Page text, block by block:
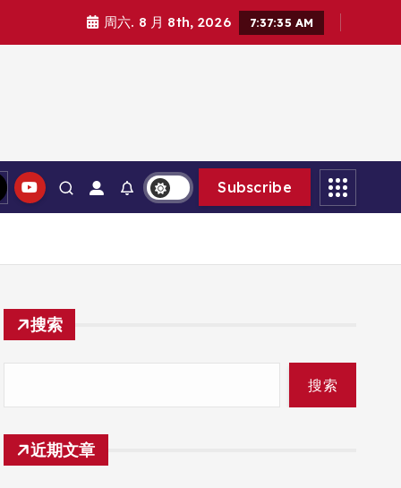
周六. 8 月 8th, 2026 7:37:35 AM
Subscribe
搜索
搜索
近期文章